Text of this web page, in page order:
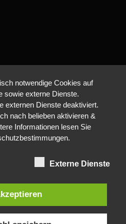
notwendige Cookies auf
sowie externe Dienste.
externen Dienste deaktiviert.
nach belieben aktivieren &
Informationen lesen Sie
Externe Dienste